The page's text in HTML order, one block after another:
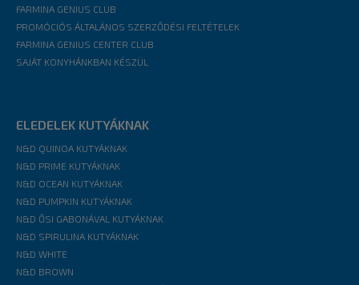
FARMINA GENIUS CLUB
PROMÓCIÓS ÁLTALÁNOS SZERZŐDÉSI FELTÉTELEK
FARMINA GENIUS CENTER CLUB
SAJÁT KONYHÁNKBAN KÉSZÜL
ELEDELEK KUTYÁKNAK
N&D QUINOA KUTYÁKNAK
N&D PRIME KUTYÁKNAK
N&D OCEAN KUTYÁKNAK
N&D PUMPKIN KUTYÁKNAK
N&D ŐSI GABONÁVAL KUTYÁKNAK
N&D SPIRULINA KUTYÁKNAK
N&D WHITE
N&D BROWN